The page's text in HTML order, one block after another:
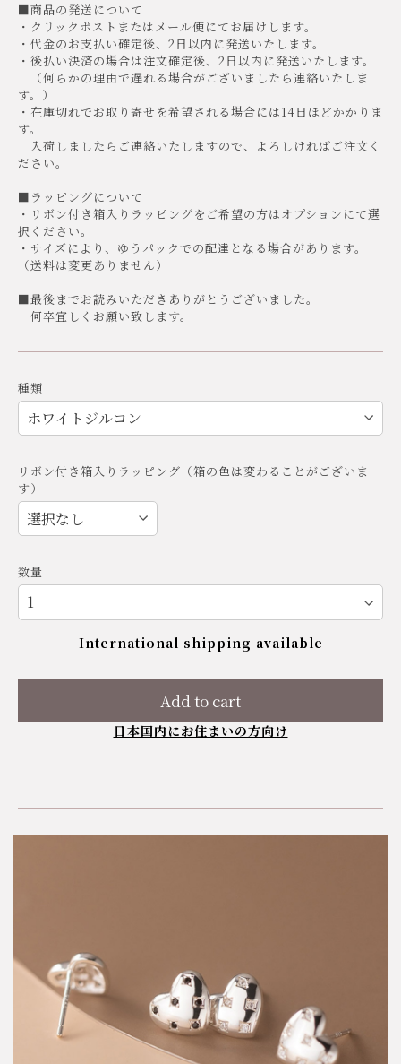
■商品の発送について
・クリックポストまたはメール便にてお届けします。
・代金のお支払い確定後、2日以内に発送いたします。
・後払い決済の場合は注文確定後、2日以内に発送いたします。
（何らかの理由で遅れる場合がございましたら連絡いたしま
す。）
・在庫切れでお取り寄せを希望される場合には14日ほどかかりま
す。
入荷しましたらご連絡いたしますので、よろしければご注文く
ださい。
■ラッピングについて
・リボン付き箱入りラッピングをご希望の方はオプションにて選
択ください。
・サイズにより、ゆうパックでの配達となる場合があります。
（送料は変更ありません）
■最後までお読みいただきありがとうございました。
何卒宜しくお願い致します。
種類
リボン付き箱入りラッピング（箱の色は変わることがございま
す）
数量
International shipping available
Add to cart
日本国内にお住まいの方向け